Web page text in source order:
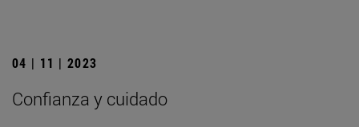
04 | 11 | 2023
Confianza y cuidado